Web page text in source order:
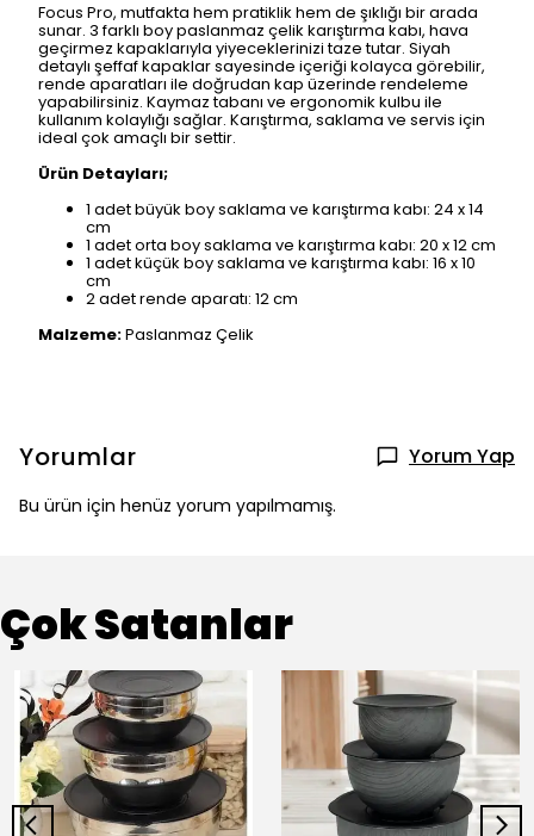
Focus Pro, mutfakta hem pratiklik hem de şıklığı bir arada
sunar. 3 farklı boy paslanmaz çelik karıştırma kabı, hava
geçirmez kapaklarıyla yiyeceklerinizi taze tutar. Siyah
detaylı şeffaf kapaklar sayesinde içeriği kolayca görebilir,
rende aparatları ile doğrudan kap üzerinde rendeleme
yapabilirsiniz. Kaymaz tabanı ve ergonomik kulbu ile
kullanım kolaylığı sağlar. Karıştırma, saklama ve servis için
ideal çok amaçlı bir settir.
Ürün Detayları;
1 adet büyük boy saklama ve karıştırma kabı: 24 x 14
cm
1 adet orta boy saklama ve karıştırma kabı: 20 x 12 cm
1 adet küçük boy saklama ve karıştırma kabı: 16 x 10
cm
2 adet rende aparatı: 12 cm
Malzeme:Paslanmaz Çelik
Yorumlar Yorum Yap
Bu ürün için henüz yorum yapılmamış.
Çok Satanlar